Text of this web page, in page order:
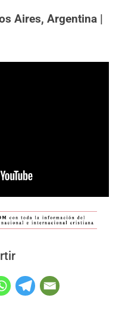
Aires, Argentina |